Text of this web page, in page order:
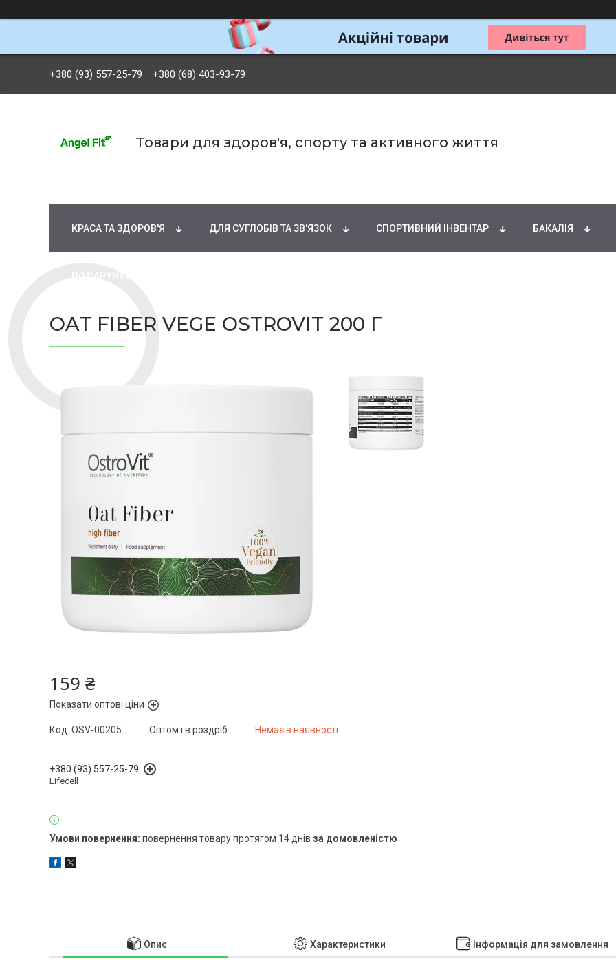
+380 (93) 557-25-79 +380 (68) 403-93-79
Товари для здоров'я, спорту та активного життя
КРАСА ТА ЗДОРОВ'Я ДЛЯ СУГЛОБІВ ТА ЗВ'ЯЗОК СПОРТИВНИЙ ІНВЕНТАР БАКАЛІЯ
OAT FIBER VEGE OSTROVIT 200 Г
159 ₴
Показати оптові ціни
Немає в наявності
Оптом і в роздріб
Код: OSV-00205
+380 (93) 557-25-79
Lifecell
повернення товару протягом 14 днів за домовленістю
Опис Характеристики Інформація для замовлення